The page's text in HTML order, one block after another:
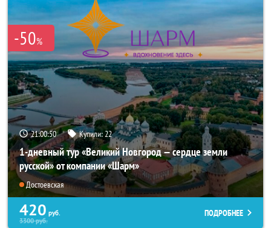
-50%
21:00:49 Купили: 22
1-дневный тур «Великий Новгород — сердце земли
русской» от компании «Шарм»
Достоевская
420 руб.
3300руб.
ПОДРОБНЕЕ